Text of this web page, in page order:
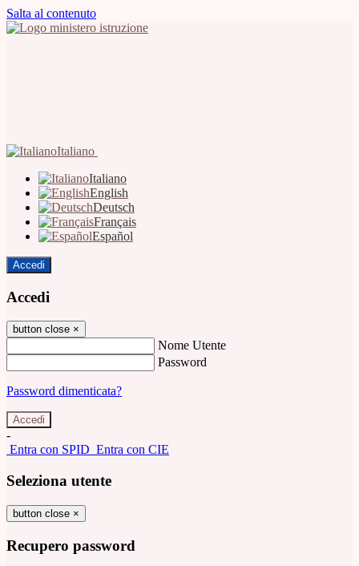
Salta al contenuto
Italiano
Italiano
English
Deutsch
Français
Español
Accedi
Accedi
button close ×
Nome Utente
Password
Password dimenticata?
-
Entra con SPID Entra con CIE
Seleziona utente
button close ×
Recupero password